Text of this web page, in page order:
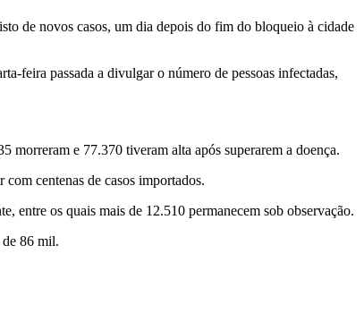
de novos casos, um dia depois do fim do bloqueio à cidade
feira passada a divulgar o número de pessoas infectadas,
morreram e 77.370 tiveram alta após superarem a doença.
centenas de casos importados.
entre os quais mais de 12.510 permanecem sob observação.
de 86 mil.